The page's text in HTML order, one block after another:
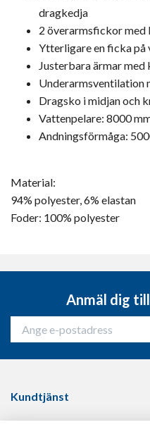
dragkedja
2 överarmsfickor
Ytterligare en ficka på
Justerbara ärmar
Underarmsventilation
Dragsko i midjan och
Vattenpelare: 8000
Andningsförmåga:
Material:
94% polyester, 6% elastan
Foder: 100% polyester
Anmäl dig
Kundtjänst